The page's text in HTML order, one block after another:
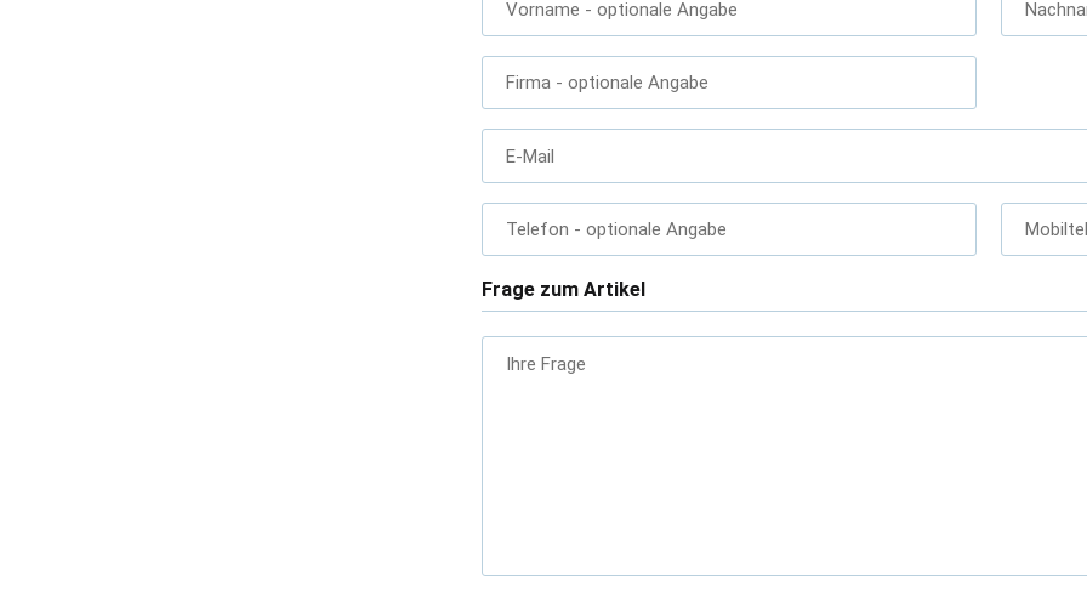
Vorname - optionale Angabe
Firma - optionale Angabe
E-Mail
Telefon - optionale Angabe
Frage zum Artikel
Ihre Frage